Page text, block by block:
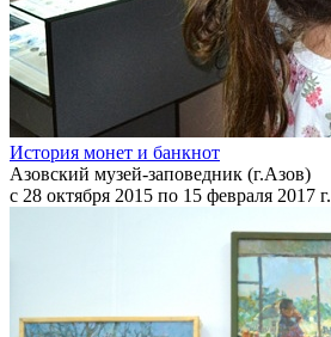
История монет и банкнот
Азовский музей-заповедник (г.Азов)
с 28 октября 2015 по 15 февраля 2017 г.